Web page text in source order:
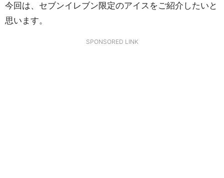
今回は、セブンイレブン限定のアイスをご紹介したいと
思います。
SPONSORED LINK